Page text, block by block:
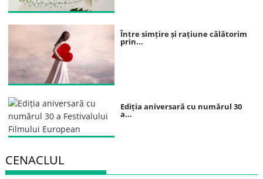
Între simțire și rațiune călătorim
prin...
Ediția aniversară cu numărul 30
a...
CENACLUL